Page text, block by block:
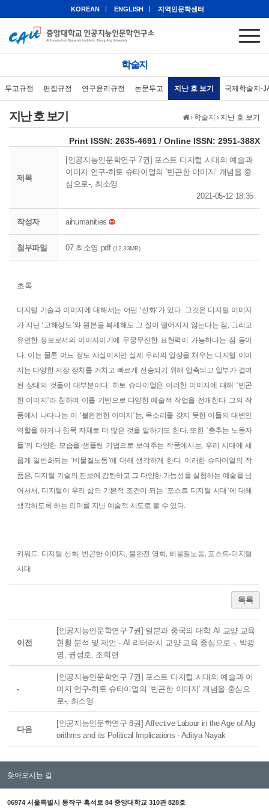
KOREAN ENGLISH 지역인문학센터
학술지
투고규정 편집규정 연구윤리규정 논문투고 지난 호 보기 국제학술지-
› 학술지 › 지난 호 보기
지난 호 보기
Print ISSN: 2635-4691 / Online ISSN: 2951-388X
제목
[인공지능인문학연구 7권] 포스트 디지털 시대의 예술과
이미지 연구-히토 슈타이얼의 ‘빈곤한 이미지’ 개념을 중
심으로-, 최소영
2021-05-12 18:35
작성자 aihumanities
첨부파일 07.최소영.pdf(12.33MB)
초록
디지털 기술과 이미지에 대해서는 어떤 ‘신화’가 있다. 그것은 디지털 이미지
가 지닌 ‘고해상도’와 원본을 복제해도 그 질이 떨어지지 않는다는 점, 그리고
유연한 정보로서의 이미지이기에 무궁무진한 표현력이 가능하다는 점 등이
다. 이는 물론 어느 정도 사실이지만 실제 우리의 일상을 채우는 디지털 이미
지는 다양한 저장 장치를 거치고 빠르게 전송되기 위해 압축되고 일부가 결여
된 상태의 것들이 대부분이다. 히토 슈타이얼은 이러한 이미지에 대해 ‘빈곤
한 이미지’라 칭하며 이를 기반으로 다양한 예술적 작업을 전개한다. 그의 작
품에서 나타나는 이 ‘불완전한 이미지’는, 목소리를 갖지 못한 이들의 대변인
역할을 하거나 침묵 자체로 더 많은 것을 말하기도 한다. 또한 ‘춤추는 노동자
들’의 다양한 모습을 샘플링 기법으로 보여주는 작품에서는, 우리 시대에 새
롭게 일반화되는 ‘비물질노동’에 대해 생각하게 한다. 이러한 슈타이얼의 작
품은, 디지털 기술의 진보에 감탄하고 그 다양한 가능성을 실험하는 예술을 넘
어서서, 디지털이 우리 삶의 기본적 조건이 되는 ‘포스트 디지털 시대’에 대해
생각하도록 하는 의미를 지닌 예술적 시도로 볼 수 있다.
키워드: 디지털 신화, 빈곤한 이미지, 불완전 영화, 비물질노동, 포스트-디지털
시대
목록
이전
[인공지능인문학연구 7권] 일본과 중국의 대학 AI 교양 교육
현황 분석 및 제언 - AI 리터러시 교양 교육 중심으로 -, 박광
영, 권성호, 조희련
-
[인공지능인문학연구 7권] 포스트 디지털 시대의 예술과 이
미지 연구-히토 슈타이얼의 ‘빈곤한 이미지’ 개념을 중심으
로-, 최소영
다음
[인공지능인문학연구 8권] Affective Labour in the Age of Alg
orithms and its Political Implications - Aditya Nayak
찾아오시는 길
06974 서울특별시 동작구 흑석로 84 중앙대학교 310관 828호